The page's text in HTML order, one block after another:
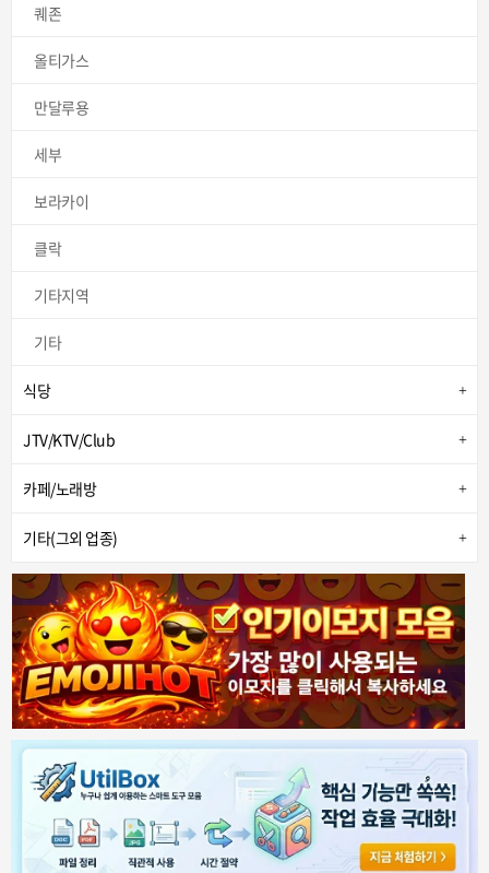
퀘존
올티가스
만달루용
세부
보라카이
클락
기타지역
기타
식당
JTV/KTV/Club
카페/노래방
기타(그외 업종)